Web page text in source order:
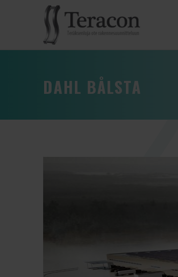
DAHL BÅLSTA